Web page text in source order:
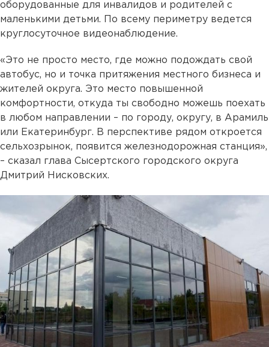
оборудованные для инвалидов и родителей с
маленькими детьми. По всему периметру ведется
круглосуточное видеонаблюдение.
«Это не просто место, где можно подождать свой
автобус, но и точка притяжения местного бизнеса и
жителей округа. Это место повышенной
комфортности, откуда ты свободно можешь поехать
в любом направлении – по городу, округу, в Арамиль
или Екатеринбург. В перспективе рядом откроется
сельхозрынок, появится железнодорожная станция»,
– сказал глава Сысертского городского округа
Дмитрий Нисковских.